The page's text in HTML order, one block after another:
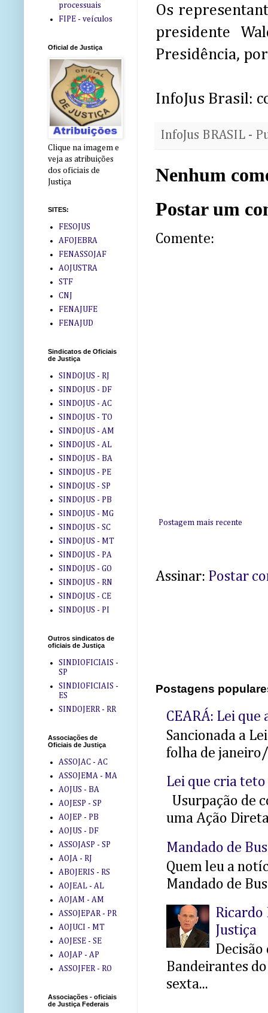
Os
presidente
Presidência,
InfoJus Brasil:
InfoJus BRASIL -
Nenhum
Postar um
Comente:
Postagem mais recente
Assinar: Postar
Postagens
CEARÁ: Lei
Sancionada a
folha de
Lei que cria
Usurpação de
uma Ação
Mandado de
Quem leu a
Mandado de
Ricardo
Justiça
Decisão
Bandeirantes
sexta...
processuais
FIPE - veículos
Oficial de Justiça
Clique na imagem e
veja as atribuições
dos oficiais de
Justiça
SITES:
FESOJUS
AFOJEBRA
FENASSOJAF
AOJUSTRA
STF
CNJ
FENAJUFE
FENAJUD
Sindicatos de Oficiais
de Justiça
SINDOJUS - RJ
SINDOJUS - DF
SINDOJUS - AC
SINDOJUS - TO
SINDOJUS - AM
SINDOJUS - AL
SINDOJUS - BA
SINDOJUS - PE
SINDOJUS - SP
SINDOJUS - PB
SINDOJUS - MG
SINDOJUS - SC
SINDOJUS - MT
SINDOJUS - PA
SINDOJUS - GO
SINDOJUS - RN
SINDOJUS - CE
SINDOJUS - PI
Outros sindicatos de
oficiais de Justiça
SINDIOFICIAIS -
SP
SINDIOFICIAIS -
ES
SINDOJERR - RR
Associações de
Oficiais de Justiça
ASSOJAC - AC
ASSOJEMA - MA
AOJUS - BA
AOJESP - SP
AOJEP - PB
AOJUS - DF
ASSOJASP - SP
AOJA - RJ
ABOJERIS - RS
AOJEAL - AL
AOJAM - AM
ASSOJEPAR - PR
AOJUCI - MT
AOJESE - SE
AOJAP - AP
ASSOJFER - RO
Associações - oficiais
de Justiça Federais